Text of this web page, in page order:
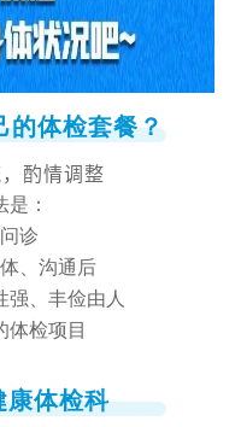
的体检套餐？
酌情调整
：
诊
、沟通后
强、丰俭由人
体检项目
康体检科